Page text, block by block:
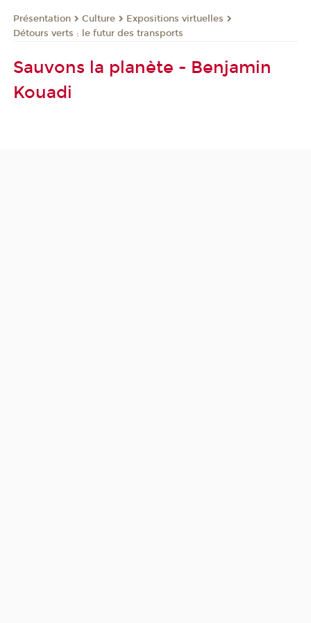
Présentation Culture
Expositions virtuelles
Détours verts : le futur des transports
Sauvons la planète - Benjamin
Kouadi